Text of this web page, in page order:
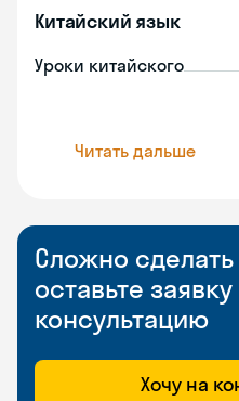
Китайский язык
Уроки китайского
Читать дальше
Сложно
оставьте
консультацию
Хочу на